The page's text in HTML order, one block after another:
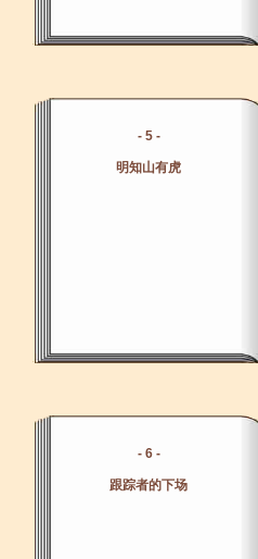
- 5 -
明知山有虎
- 6 -
跟踪者的下场